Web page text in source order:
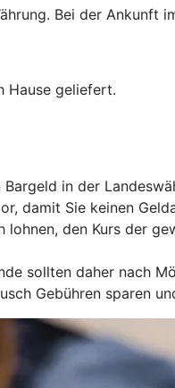
Bei der Ankunft
Hause geliefert.
in der
damit Sie keinen
den Kurs der
sollten daher nach
Gebühren sparen